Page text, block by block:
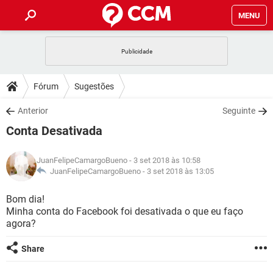
MENU
CELULAR
OUTLOOK
INSTAGRAM
GUIA DE COMPRAS
DICAS
JOGOS
INSTAGRAM GMAIL
DOWNLOADS
JOGOS
CELULAR
OUTLOOK EXCEL
INSTAGRAM
GUIA DE COMPRAS
JOGOS WHATSAPP
OUTLOOK
INSTAGRAM
GUIA DE COMPRAS
GLOSSÁRIO
JOGOS
CELULAR FACEBOOK
INSTAGRAM
Fórum Sugestões
Anterior Seguinte
Conta Desativada
JuanFelipeCamargoBueno - 3 set 2018 às 10:58
JuanFelipeCamargoBueno - 3 set 2018 às 13:05
Bom dia!
Minha conta do Facebook foi desativada o que eu faço
agora?
Share